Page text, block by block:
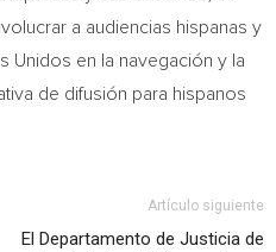
a audiencias hispanas y
Unidos en la navegación y la
de difusión para hispanos
Artículo siguiente
El Departamento de Justicia de